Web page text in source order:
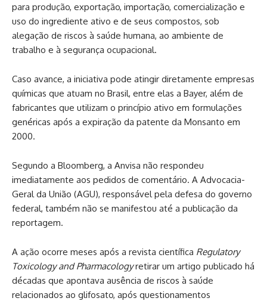
para produção, exportação, importação, comercialização e
uso do ingrediente ativo e de seus compostos, sob
alegação de riscos à saúde humana, ao ambiente de
trabalho e à segurança ocupacional.
Caso avance, a iniciativa pode atingir diretamente empresas
químicas que atuam no Brasil, entre elas a Bayer, além de
fabricantes que utilizam o princípio ativo em formulações
genéricas após a expiração da patente da Monsanto em
2000.
Segundo a Bloomberg, a Anvisa não respondeu
imediatamente aos pedidos de comentário. A Advocacia-
Geral da União (AGU), responsável pela defesa do governo
federal, também não se manifestou até a publicação da
reportagem.
A ação ocorre meses após a revista científica Regulatory
Toxicology and Pharmacologyretirar um artigo publicado há
décadas que apontava ausência de riscos à saúde
relacionados ao glifosato, após questionamentos